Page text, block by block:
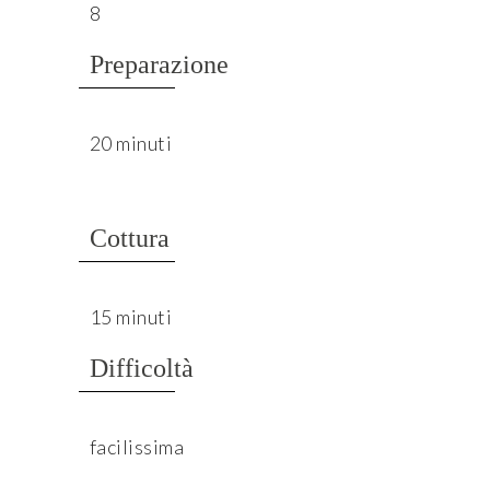
8
Preparazione
20 minuti
Cottura
15 minuti
Difficoltà
facilissima